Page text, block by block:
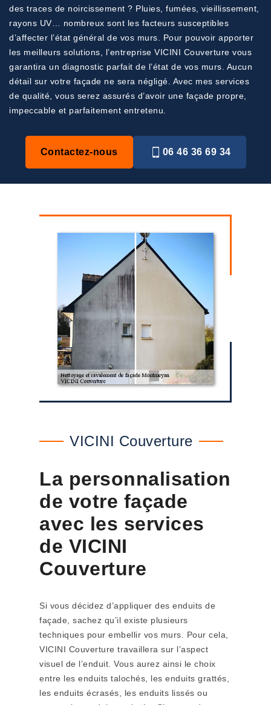
des traces de noircissement ? Pluies, fumées, vieillissement,
rayons UV… nombreux sont les facteurs susceptibles
d’affecter l’état général de vos murs. Pour pouvoir apporter
les meilleurs solutions, l’entreprise VICINI Couverture vous
garantira un diagnostic parfait de l’état de vos murs. Aucun
détail sur votre façade ne sera négligé. Avec mes services
de qualité, vous serez assurés d’avoir une façade propre,
impeccable et parfaitement entretenu.
Contactez-nous 06 46 36 69 34
VICINI Couverture
La personnalisation
de votre façade
avec les services
de VICINI
Couverture
Si vous décidez d’appliquer des enduits de
façade, sachez qu’il existe plusieurs
techniques pour embellir vos murs. Pour cela,
VICINI Couverture travaillera sur l’aspect
visuel de l’enduit. Vous aurez ainsi le choix
entre les enduits talochés, les enduits grattés,
les enduits écrasés, les enduits lissés ou